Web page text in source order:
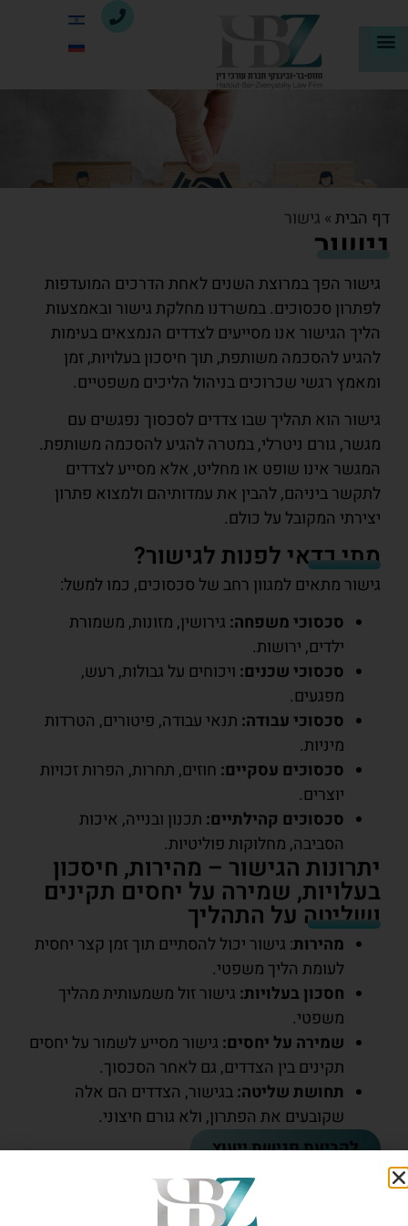
דף הבית» גישור
גישור
גישור הפך במרוצת השנים לאחת הדרכים המועדפות
לפתרון סכסוכים. במשרדנו מחלקת גישור ובאמצעות
הליך הגישור אנו מסייעים לצדדים הנמצאים בעימות
להגיע להסכמה משותפת, תוך חיסכון בעלויות, זמן
ומאמץ רגשי שכרוכים בניהול הליכים משפטיים.
גישור הוא תהליך שבו צדדים לסכסוך נפגשים עם
מגשר, גורם ניטרלי, במטרה להגיע להסכמה משותפת.
המגשר אינו שופט או מחליט, אלא מסייע לצדדים
לתקשר ביניהם, להבין את עמדותיהם ולמצוא פתרון
יצירתי המקובל על כולם.
מתי כדאי לפנות לגישור?
גישור מתאים למגוון רחב של סכסוכים, כמו למשל:
סכסוכי משפחה: גירושין, מזונות, משמורת
ילדים, ירושות.
סכסוכי שכנים: ויכוחים על גבולות, רעש,
מפגעים.
סכסוכי עבודה: תנאי עבודה, פיטורים, הטרדות
מיניות.
סכסוכים עסקיים: חוזים, תחרות, הפרות זכויות
יוצרים.
סכסוכים קהילתיים: תכנון ובנייה, איכות
הסביבה, מחלוקות פוליטיות.
יתרונות הגישור – מהירות, חיסכון
בעלויות, שמירה על יחסים תקינים
ושליטה על התהליך
מהירות: גישור יכול להסתיים תוך זמן קצר יחסית
לעומת הליך משפטי.
חסכון בעלויות: גישור זול משמעותית מהליך
משפטי.
שמירה על יחסים: גישור מסייע לשמור על יחסים
תקינים בין הצדדים, גם לאחר הסכסוך.
תחושת שליטה:בגישור, הצדדים הם אלה
שקובעים את הפתרון, ולא גורם חיצוני.
לקביעת פגישת ייעוץ
מתי גישור לא מתאים?